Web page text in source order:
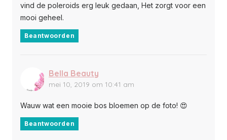
vind de poleroids erg leuk gedaan, Het zorgt voor een
mooi geheel.
Beantwoorden
Bella Beauty
mei 10, 2019 om 10:41 am
Wauw wat een mooie bos bloemen op de foto! 😍
Beantwoorden